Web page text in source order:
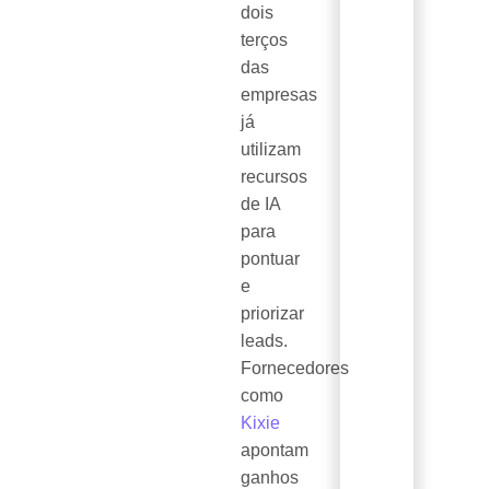
dois
terços
das
empresas
já
utilizam
recursos
de IA
para
pontuar
e
priorizar
leads.
Fornecedores
como
Kixie
apontam
ganhos